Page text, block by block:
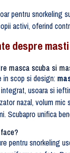
pentru snorkeling
activi, oferind
despre
masca scuba si
in scop si design:
usoara si
nazal, volum mic
Scubapro unifica
pentru snorkeling